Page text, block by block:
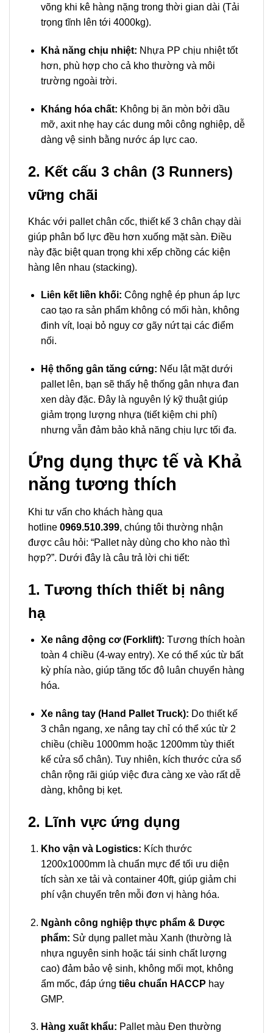
võng khi kê hàng nặng trong thời gian dài (Tải
trọng tĩnh lên tới 4000kg).
Khả năng chịu nhiệt: Nhựa PP chịu nhiệt tốt
hơn, phù hợp cho cả kho thường và môi
trường ngoài trời.
Kháng hóa chất: Không bị ăn mòn bởi dầu
mỡ, axit nhẹ hay các dung môi công nghiệp, dễ
dàng vệ sinh bằng nước áp lực cao.
2. Kết cấu 3 chân (3 Runners)
vững chãi
Khác với pallet chân cốc, thiết kế 3 chân chạy dài
giúp phân bổ lực đều hơn xuống mặt sàn. Điều
này đặc biệt quan trọng khi xếp chồng các kiện
hàng lên nhau (stacking).
Liên kết liền khối: Công nghệ ép phun áp lực
cao tạo ra sản phẩm không có mối hàn, không
đinh vít, loại bỏ nguy cơ gãy nứt tại các điểm
nối.
Hệ thống gân tăng cứng: Nếu lật mặt dưới
pallet lên, bạn sẽ thấy hệ thống gân nhựa đan
xen dày đặc. Đây là nguyên lý kỹ thuật giúp
giảm trọng lượng nhựa (tiết kiệm chi phí)
nhưng vẫn đảm bảo khả năng chịu lực tối đa.
Ứng dụng thực tế và Khả
năng tương thích
Khi tư vấn cho khách hàng qua
hotline 0969.510.399, chúng tôi thường nhận
được câu hỏi: “Pallet này dùng cho kho nào thì
hợp?”. Dưới đây là câu trả lời chi tiết:
1. Tương thích thiết bị nâng
hạ
Xe nâng động cơ (Forklift): Tương thích hoàn
toàn 4 chiều (4-way entry). Xe có thể xúc từ bất
kỳ phía nào, giúp tăng tốc độ luân chuyển hàng
hóa.
Xe nâng tay (Hand Pallet Truck): Do thiết kế
3 chân ngang, xe nâng tay chỉ có thể xúc từ 2
chiều (chiều 1000mm hoặc 1200mm tùy thiết
kế cửa sổ chân). Tuy nhiên, kích thước cửa sổ
chân rộng rãi giúp việc đưa càng xe vào rất dễ
dàng, không bị kẹt.
2. Lĩnh vực ứng dụng
Kho vận và Logistics: Kích thước
1200x1000mm là chuẩn mực để tối ưu diện
tích sàn xe tải và container 40ft, giúp giảm chi
phí vận chuyển trên mỗi đơn vị hàng hóa.
Ngành công nghiệp thực phẩm & Dược
phẩm: Sử dụng pallet màu Xanh (thường là
nhựa nguyên sinh hoặc tái sinh chất lượng
cao) đảm bảo vệ sinh, không mối mọt, không
ẩm mốc, đáp ứng tiêu chuẩn HACCP hay
GMP.
Hàng xuất khẩu: Pallet màu Đen thường